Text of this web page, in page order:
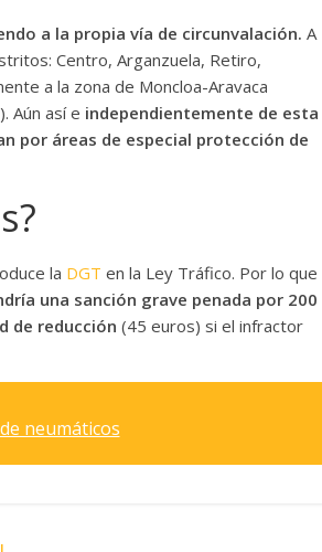
a la propia vía de circunvalación. A
Centro, Arganzuela, Retiro,
a la zona de Moncloa-Aravaca
Aún así e independientemente de esta
por áreas de especial protección de
la DGT en la Ley Tráfico. Por lo que
una sanción grave penada por 200
de reducción (45 euros) si el infractor
neumáticos